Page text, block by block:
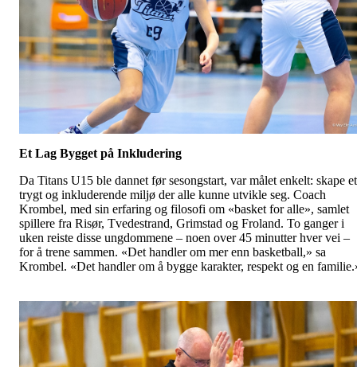
Et Lag Bygget på Inkludering
Da Titans U15 ble dannet før sesongstart, var målet enkelt: skape et
trygt og inkluderende miljø der alle kunne utvikle seg. Coach
Krombel, med sin erfaring og filosofi om «basket for alle», samlet
spillere fra Risør, Tvedestrand, Grimstad og Froland. To ganger i
uken reiste disse ungdommene – noen over 45 minutter hver vei –
for å trene sammen. «Det handler om mer enn basketball,» sa
Krombel. «Det handler om å bygge karakter, respekt og en